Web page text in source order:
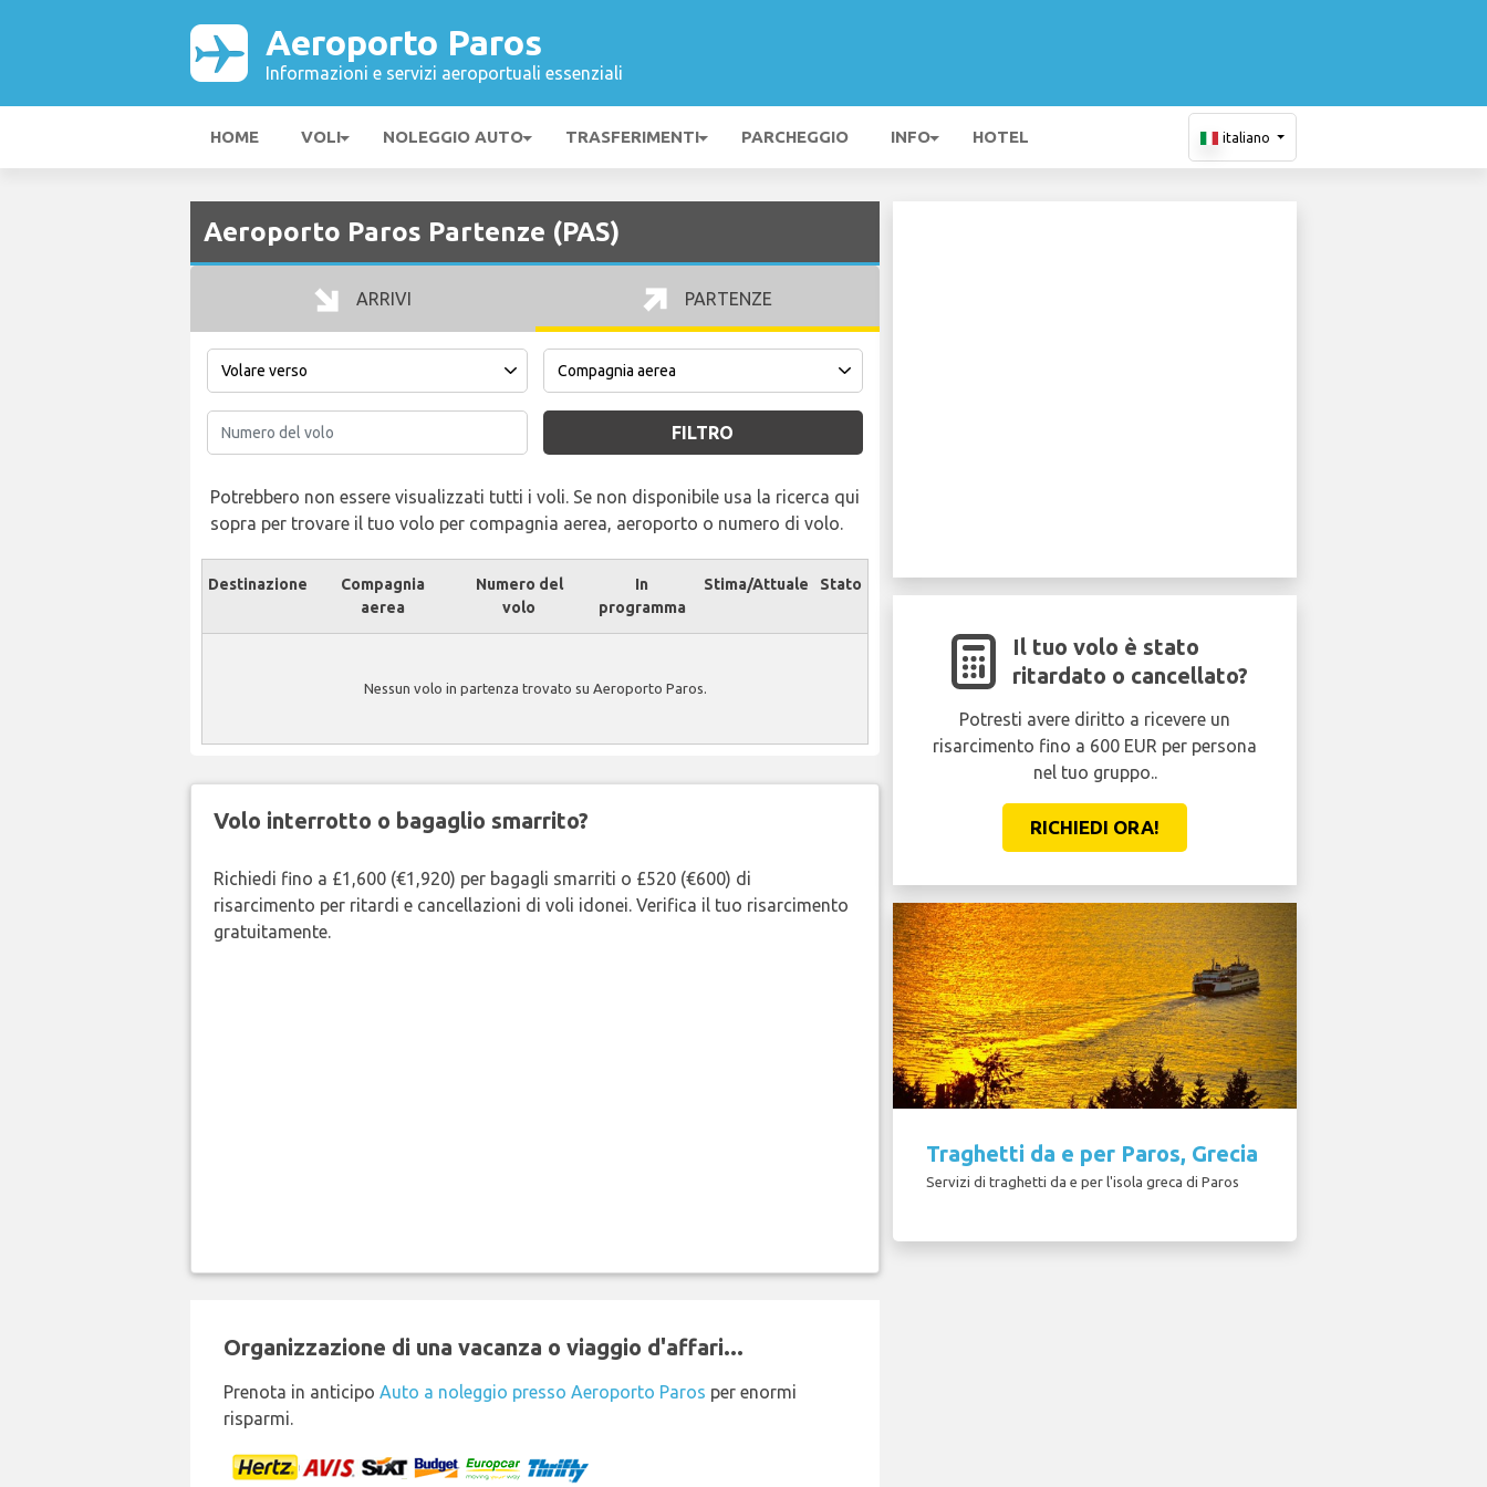
Aeroporto Paros
Informazioni e servizi aeroportuali essenziali
HOME VOLI NOLEGGIO AUTO TRASFERIMENTI PARCHEGGIO INFO HOTEL italiano
Aeroporto Paros Partenze (PAS)
ARRIVI PARTENZE
FILTRO
Potrebbero non essere visualizzati tutti i voli. Se non disponibile usa la ricerca qui
sopra per trovare il tuo volo per compagnia aerea, aeroporto o numero di volo.
Destinazione
Compagnia
aerea
Numero del
volo
In
programma
Stima/Attuale Stato
Nessun volo in partenza trovato su Aeroporto Paros.
Volo interrotto o bagaglio smarrito?
Richiedi fino a £1,600 (€1,920) per bagagli smarriti o £520 (€600) di
risarcimento per ritardi e cancellazioni di voli idonei. Verifica il tuo risarcimento
gratuitamente.
Organizzazione di una vacanza o viaggio d'affari...
Prenota in anticipo Auto a noleggio presso Aeroporto Paros per enormi
risparmi.
Il tuo volo è stato
ritardato o cancellato?
Potresti avere diritto a ricevere un
risarcimento fino a 600 EUR per persona
nel tuo gruppo..
RICHIEDI ORA!
Traghetti da e per Paros, Grecia
Servizi di traghetti da e per l'isola greca di Paros